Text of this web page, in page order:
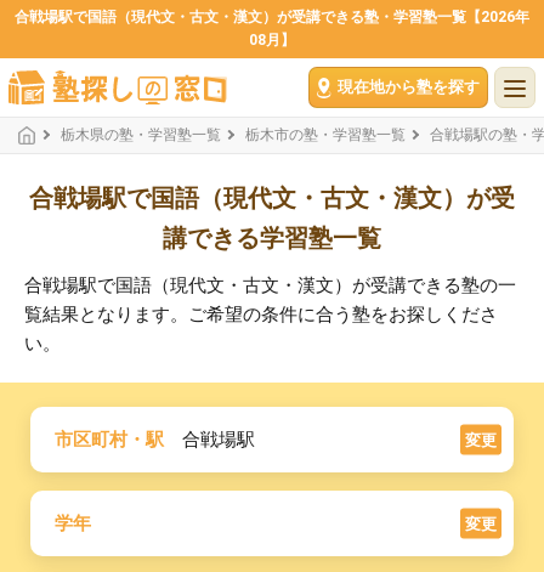
合戦場駅で国語（現代文・古文・漢文）が受講できる塾・学習塾一覧【2026年
08月】
現在地から塾を探す
栃木県の塾・学習塾一覧 栃木市の塾・学習塾一覧 合戦場駅の塾・
合戦場駅で国語（現代文・古文・漢文）が受
講できる学習塾一覧
合戦場駅で国語（現代文・古文・漢文）が受講できる塾の一
覧結果となります。ご希望の条件に合う塾をお探しくださ
い。
市区町村・駅 合戦場駅 変更
学年 変更